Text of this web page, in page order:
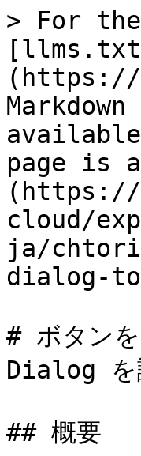
> For
(https://
page is
(https://
cloud/
ja/
dialog-
# ボタン
Dialog を
## 概要